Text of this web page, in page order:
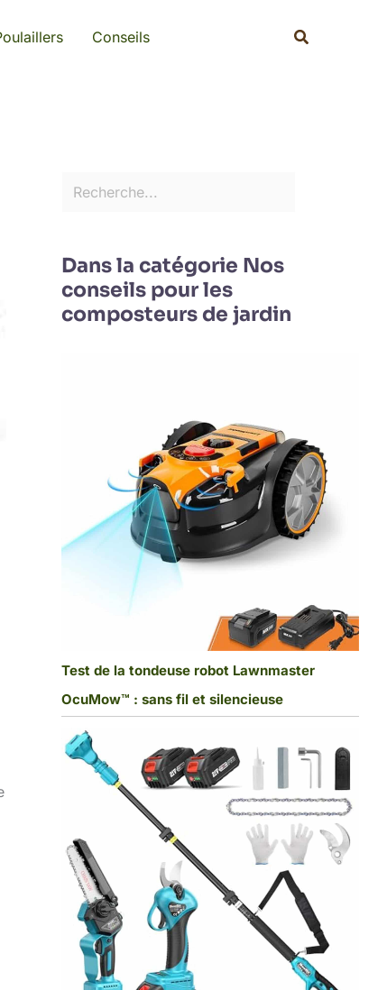
Conseils
Dans la catégorie Nos
conseils pour les
composteurs de jardin
Test de la tondeuse robot Lawnmaster
OcuMow™ : sans fil et silencieuse